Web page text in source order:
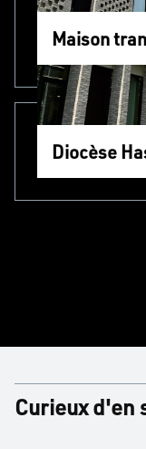
Maison
Diocèse
Curieux d'en